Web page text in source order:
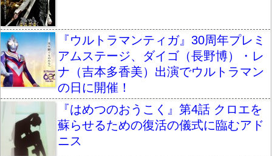
『ウルトラマンティガ』30周年プレミ
アムステージ、ダイゴ（長野博）・レ
ナ（吉本多香美）出演でウルトラマン
の日に開催！
『はめつのおうこく』第4話 クロエを
蘇らせるための復活の儀式に臨むアド
ニス